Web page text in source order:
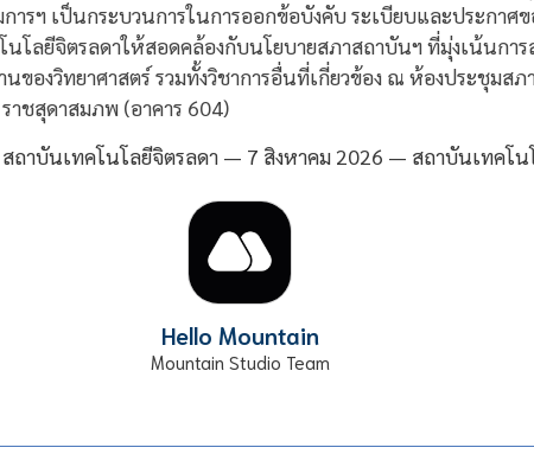
ารฯ เป็นกระบวนการในการออกข้อบังคับ ระเบียบและประกาศ
โลยีจิตรลดาให้สอดคล้องกับนโยบายสภาสถาบันฯ ที่มุ่งเน้นการ
องวิทยาศาสตร์ รวมทั้งวิชาการอื่นที่เกี่ยวข้อง ณ ห้องประชุมส
าชสุดาสมภพ (อาคาร 604)
Hello Mountain
Mountain Studio Team